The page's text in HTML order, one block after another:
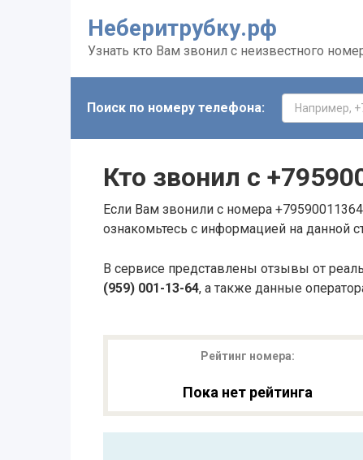
Неберитрубку.рф
Узнать кто Вам звонил с неизвестного
Поиск по номеру телефона:
Кто звонил с
Если Вам звонили с номера
ознакомьтесь с информацией на данной
В сервисе представлены отзывы от
(959) 001-13-64, а также данные
Рейтинг номера:
Пока нет рейтинга